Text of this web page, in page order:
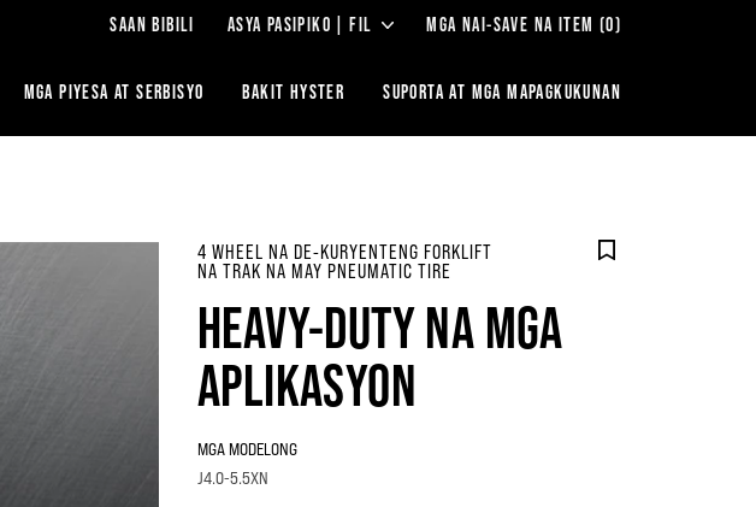
SAAN BIBILI ASYA PASIPIKO | FIL MGA NAI-SAVE NA ITEM (0)
MGA PIYESA AT SERBISYO BAKIT HYSTER ‎SUPORTA AT MGA MAPAGKUKUNAN
4 WHEEL NA DE-KURYENTENG FORKLIFT
NA TRAK NA MAY PNEUMATIC TIRE
HEAVY-DUTY NA MGA
APLIKASYON
MGA MODELONG
J4.0-5.5XN